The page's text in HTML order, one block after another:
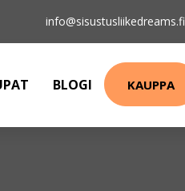
info@sisustusliikedreams.fi
BLOGI KAUPPA